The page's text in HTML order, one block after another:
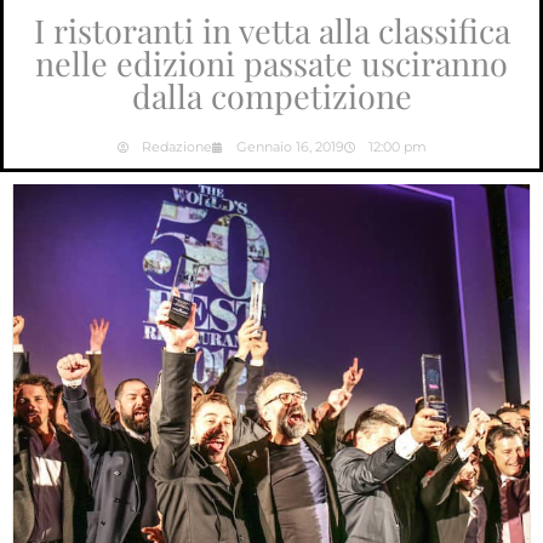
I ristoranti in vetta alla classifica
nelle edizioni passate usciranno
dalla competizione
Redazione Gennaio 16, 2019 12:00 pm